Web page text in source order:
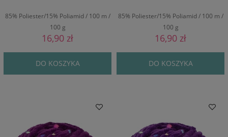
85% Poliester/15% Poliamid / 100 m /
100 g
16,90 zł
DO KOSZYKA
85% Poliester/15% Poliamid / 100 m /
100 g
16,90 zł
DO KOSZYKA